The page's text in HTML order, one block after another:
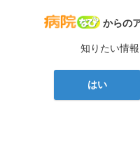
病院なび
からの
知りたい情
はい